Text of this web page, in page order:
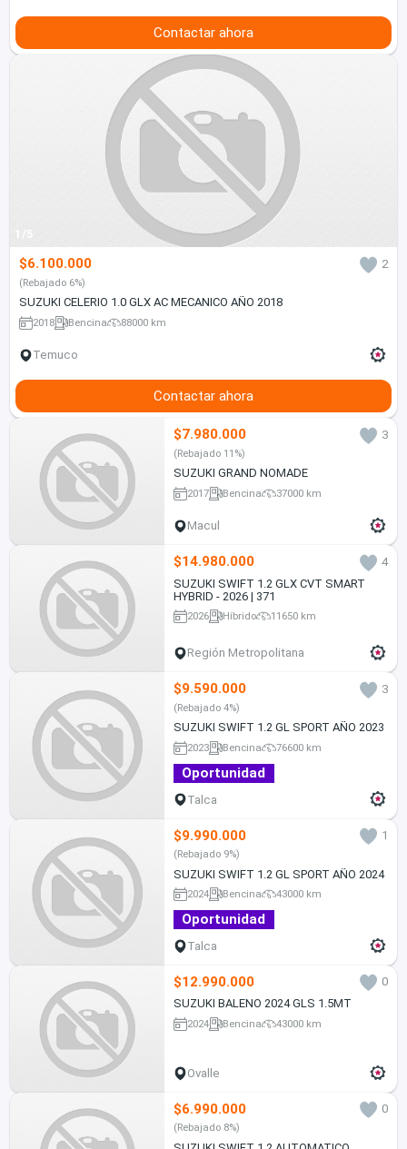
Contactar ahora
1/5
$6.100.000 2
(Rebajado 6%)
SUZUKI CELERIO 1.0 GLX AC MECANICO AÑO 2018
2018 Bencina 88000 km
Temuco
Contactar ahora
$7.980.000 3
(Rebajado 11%)
SUZUKI GRAND NOMADE
2017 Bencina 37000 km
Macul
$14.980.000
4
SUZUKI SWIFT 1.2 GLX CVT SMART
HYBRID - 2026 | 371
2026 Híbrido 11650 km
Región Metropolitana
$9.590.000 3
(Rebajado 4%)
SUZUKI SWIFT 1.2 GL SPORT AÑO 2023
2023 Bencina 76600 km
Oportunidad
Talca
$9.990.000 1
(Rebajado 9%)
SUZUKI SWIFT 1.2 GL SPORT AÑO 2024
2024 Bencina 43000 km
Oportunidad
Talca
$12.990.000
0
SUZUKI BALENO 2024 GLS 1.5MT
2024 Bencina 43000 km
Ovalle
$6.990.000 0
(Rebajado 8%)